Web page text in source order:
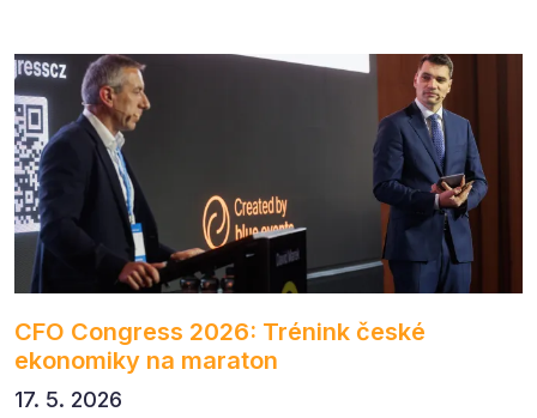
CFO Congress 2026: Trénink české
ekonomiky na maraton
17. 5. 2026